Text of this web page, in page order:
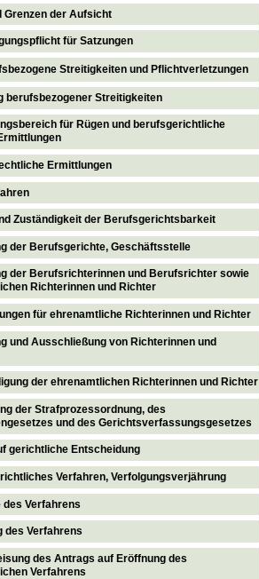
Grenzen der Aufsicht
für Satzungen
Streitigkeiten und Pflichtverletzungen
berufsbezogener Streitigkeiten
für Rügen und berufsgerichtliche
Ermittlungen
Zuständigkeit der Berufsgerichtsbarkeit
der Berufsgerichte, Geschäftsstelle
der Berufsrichterinnen und Berufsrichter sowie
Richterinnen und Richter
für ehrenamtliche Richterinnen und Richter
und Ausschließung von Richterinnen und
der ehrenamtlichen Richterinnen und Richter
der Strafprozessordnung, des
und des Gerichtsverfassungsgesetzes
gerichtliche Entscheidung
Verfahren, Verfolgungsverjährung
des Verfahrens
des Verfahrens
des Antrags auf Eröffnung des
Verfahrens